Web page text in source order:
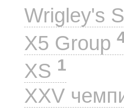
Wrigley's
X5 Group
XS 1
XXV